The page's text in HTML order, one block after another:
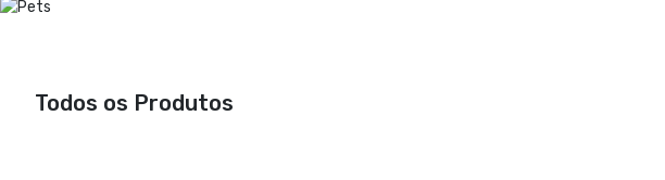
Todos os Produtos